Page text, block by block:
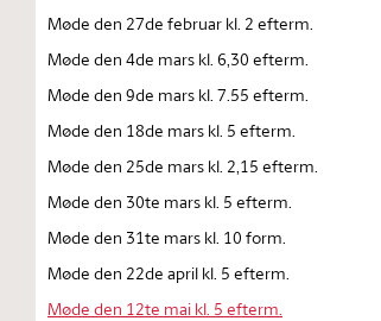
Møde den 27de februar kl. 2 efterm.
Møde den 4de mars kl. 6,30 efterm.
Møde den 9de mars kl. 7.55 efterm.
Møde den 18de mars kl. 5 efterm.
Møde den 25de mars kl. 2,15 efterm.
Møde den 30te mars kl. 5 efterm.
Møde den 31te mars kl. 10 form.
Møde den 22de april kl. 5 efterm.
Møde den 12te mai kl. 5 efterm.